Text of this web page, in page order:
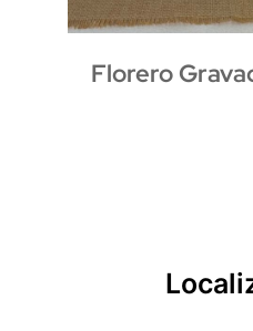
Florero